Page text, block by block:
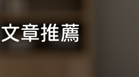
家庭疲累
生活疲累
文章推薦